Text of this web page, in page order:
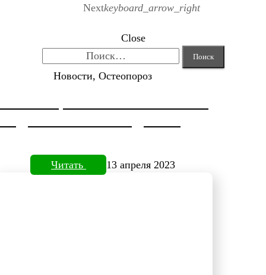
Nextkeyboard_arrow_right
Close
Новости, Остеопороз
Читать 13 апреля 2023